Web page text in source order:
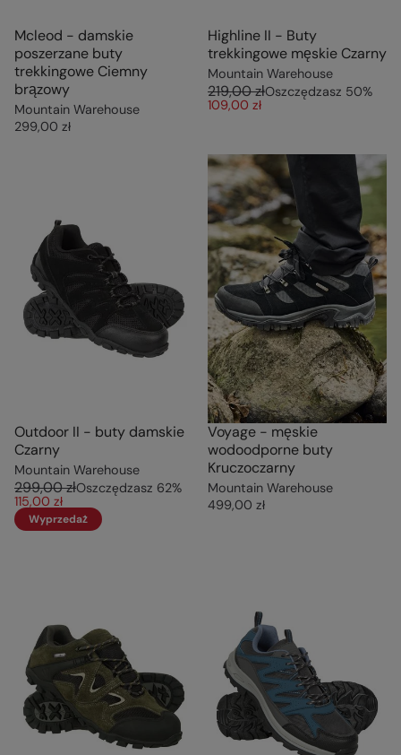
Mcleod - damskie
poszerzane buty
trekkingowe Ciemny
brązowy
Mountain Warehouse
299,00 zł
Highline II - Buty
trekkingowe męskie Czarny
Mountain Warehouse
219,00 złOszczędzasz 50%
109,00 zł
Outdoor II - buty damskie
Czarny
Mountain Warehouse
299,00 złOszczędzasz 62%
115,00 zł
Wyprzedaż
Voyage - męskie
wodoodporne buty
Kruczoczarny
Mountain Warehouse
499,00 zł